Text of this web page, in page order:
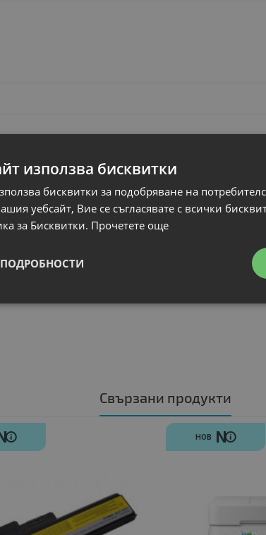
Свързани продукти
НОВ N
използва бисквитки
бисквитки за подобряване на
уебсайт, Вие се съгласявате с всички
за Бисквитки. Прочетете още